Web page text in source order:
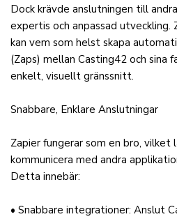
Dock krävde anslutningen till
expertis och anpassad utveckling.
kan vem som helst skapa
(Zaps) mellan Casting42 och
enkelt, visuellt gränssnitt.
Snabbare, Enklare Anslutningar
Zapier fungerar som en bro, vilket
kommunicera med andra
Detta innebär:
• Snabbare integrationer: Anslut